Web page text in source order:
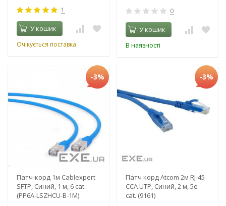
1
У кошик
Очікується поставка
0
У кошик
В наявності
-3%
Патч-корд 1м Cablexpert
SFTP, Синий, 1 м, 6 cat.
(PP6A-LSZHCU-B-1M)
-3%
Патч корд Atcom 2м RJ-45
CCA UTP, Синий, 2 м, 5е
cat. (9161)